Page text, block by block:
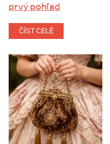
prvý pohľad
ČÍST CELÉ